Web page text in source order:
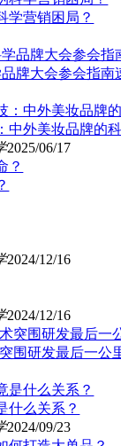
学营销困局？
牌大会参会指南
中外美妆品牌的
2025/06/17
2024/12/16
2024/12/16
围研发最后一公
什么关系？
2024/09/23